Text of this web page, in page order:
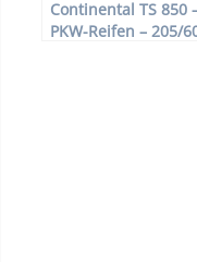
Continental TS 850
PKW-Reifen – 205/